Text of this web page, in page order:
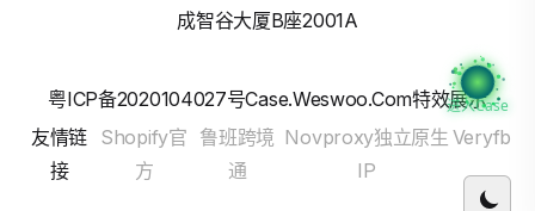
进入Case
成智谷大厦B座2001A
粤ICP备2020104027号Case.weswoo.com特效展示
友情链
接
Shopify官
方
鲁班跨境
通
Novproxy独立原生
IP
Veryfb